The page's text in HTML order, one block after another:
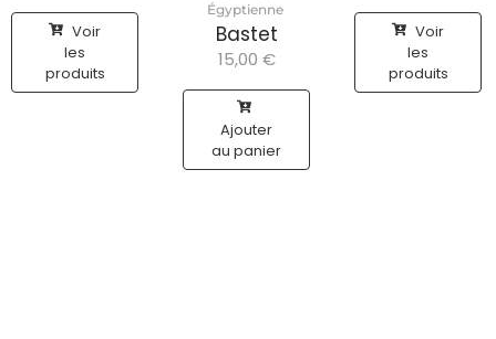
Voir
les
produits
Égyptienne
Bastet
15,00 €
Ajouter
au panier
Voir
les
produits